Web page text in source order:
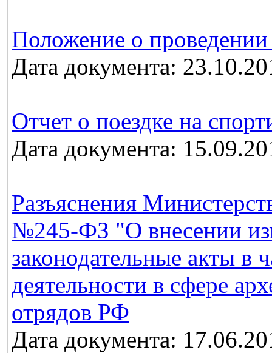
Положение о
Дата документа:
Отчет о поездке на
Дата документа:
Разъяснения
№245-ФЗ "О внесении
законодательные акты в
деятельности в сфере
отрядов РФ
Дата документа: